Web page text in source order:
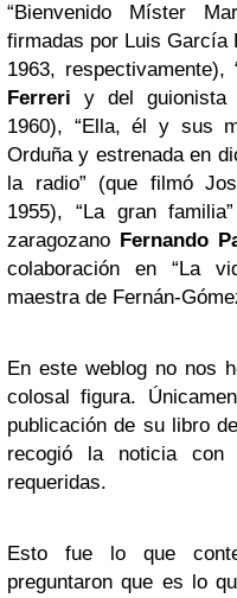
“Bienvenido Míster
firmadas por Luis García
1963, respectivamente),
Ferreri y del guionista
1960), “Ella, él y sus
Orduña y estrenada en
la radio” (que filmó
1955), “La gran
zaragozano Fernando
colaboración en “La
maestra de Fernán-
En este weblog no nos
colosal figura.
publicación de su libro
recogió la noticia
requeridas.
Esto fue lo que
preguntaron que es lo